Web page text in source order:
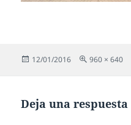
Publicado
12/01/2016
Tamaño
960 × 640
Deja una respuesta